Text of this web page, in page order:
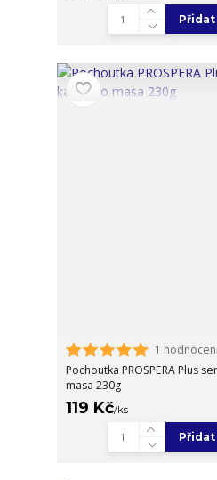
1
Pochoutka PROSPERA Plus
masa 230g
119 Kč/ks